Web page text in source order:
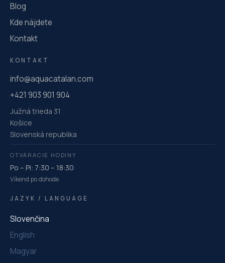
Blog
Kde nájdete
Kontakt
KONTAKT
info@aquacatalan.com
+421 903 901 904
Južná trieda 31
Košice
Slovenská republika
OTVÁRACIE HODINY
Po – Pi: 7:30 – 18:30
Víkend po dohode
JAZYK / LANGUAGE
Slovenčina
English
Magyar